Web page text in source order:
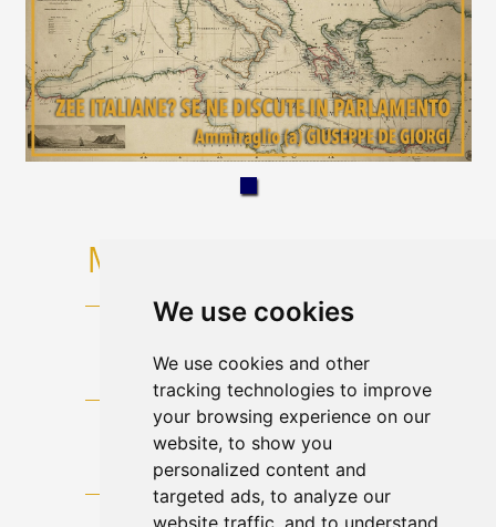
We use cookies
We use cookies and other
tracking technologies to improve
your browsing experience on our
website, to show you
personalized content and
targeted ads, to analyze our
website traffic, and to understand